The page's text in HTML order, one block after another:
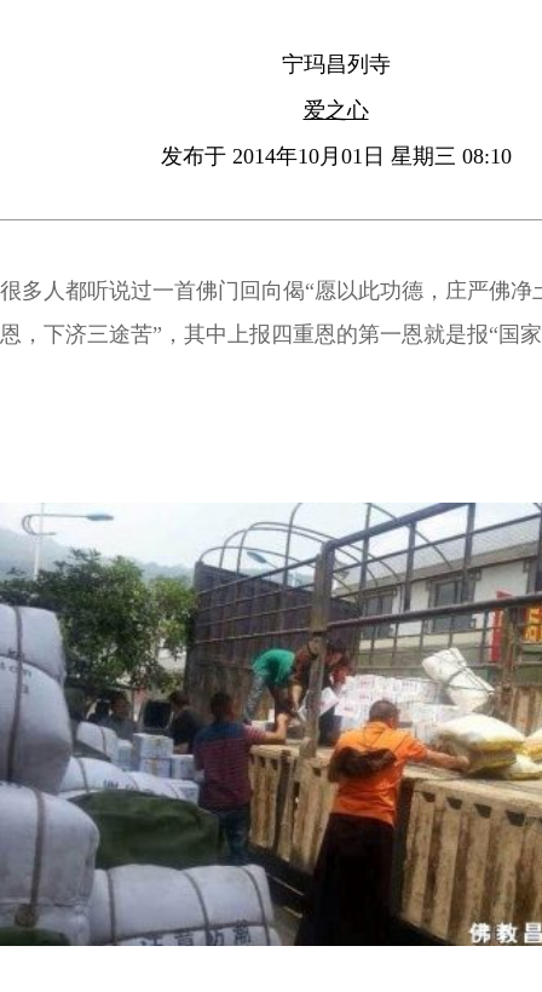
宁玛昌列寺
爱之心
发布于 2014年10月01日 星期三 08:10
很多人都听说过一首佛门回向偈“愿以此功德，庄严佛净
恩，下济三途苦”，其中上报四重恩的第一恩就是报“国